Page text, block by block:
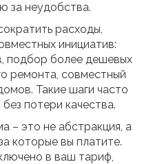
за неудобства.
расходы,
инициатив:
подбор более дешевых
ремонта, совместный
Такие шаги часто
потери качества.
– это не абстракция, а
которые вы платите.
в ваш тариф,